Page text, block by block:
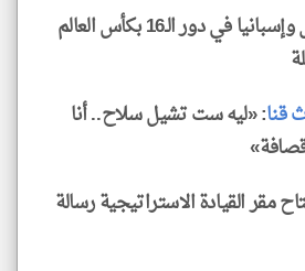
موعد مباراة البرتغال وإسبانيا في دور الـ16 بكأس العالم
قنا: «ليه ست تشيل سلاح.. أنا
مقر القيادة الاستراتيجية رسالة